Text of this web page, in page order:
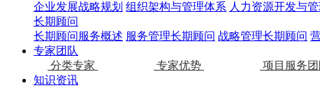
企业发展战略规划 组织架构与管理体系 人力资源开发与
长期顾问
长期顾问服务概述 服务管理长期顾问 战略管理长期顾问
专家团队
分类专家
专家优势
项目服务团
知识资讯